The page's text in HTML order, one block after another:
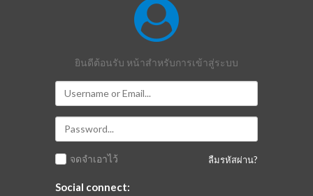
ยินดีต้อนรับ หน้าสำหรับการเข้าสู่ระบบ
ลืมรหัสผ่าน?
จดจำเอาไว้
Social connect: